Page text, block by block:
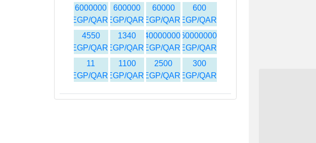
600
EGP/QAR
60000
EGP/QAR
600000
EGP/QAR
6000000
EGP/QAR
60000000
EGP/QAR
40000000
EGP/QAR
1340
EGP/QAR
4550
EGP/QAR
300
EGP/QAR
2500
EGP/QAR
1100
EGP/QAR
11
EGP/QAR